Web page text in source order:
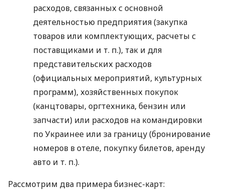
расходов, связанных с основной
деятельностью предприятия (закупка
товаров или комплектующих, расчеты с
поставщиками и т. п.), так и для
представительских расходов
(официальных мероприятий, культурных
программ), хозяйственных покупок
(канцтовары, оргтехника, бензин или
запчасти) или расходов на командировки
по Украинее или за границу (бронирование
номеров в отеле, покупку билетов, аренду
авто и т. п.).
Рассмотрим два примера бизнес-карт: